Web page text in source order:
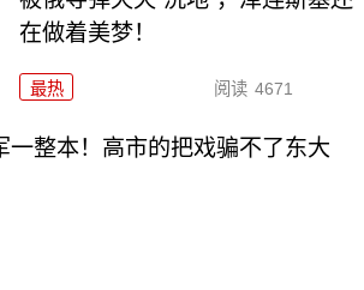
在做着美梦！
最热 阅读 4671
一整本！高市的把戏骗不了东大